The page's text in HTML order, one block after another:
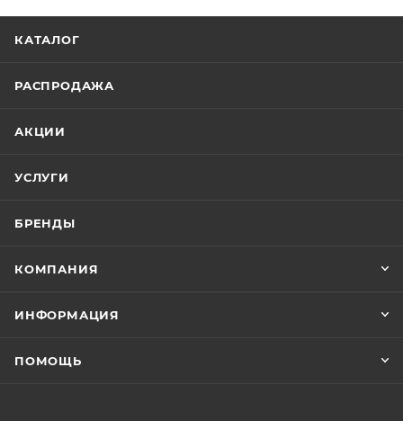
КАТАЛОГ
РАСПРОДАЖА
АКЦИИ
УСЛУГИ
БРЕНДЫ
КОМПАНИЯ
ИНФОРМАЦИЯ
ПОМОЩЬ